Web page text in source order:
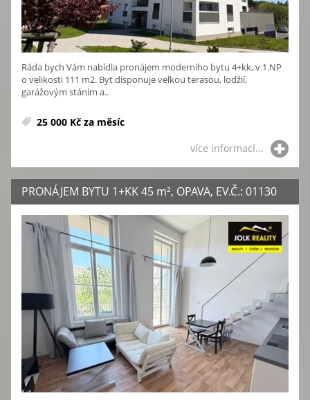
Ráda bych Vám nabídla pronájem moderního bytu 4+kk, v 1.NP
o velikosti 111 m2. Byt disponuje velkou terasou, lodžií,
garážovým stáním a..
25 000 Kč za měsíc
více informací...
PRONÁJEM BYTU 1+KK 45 m², OPAVA, EV.Č.: 01130